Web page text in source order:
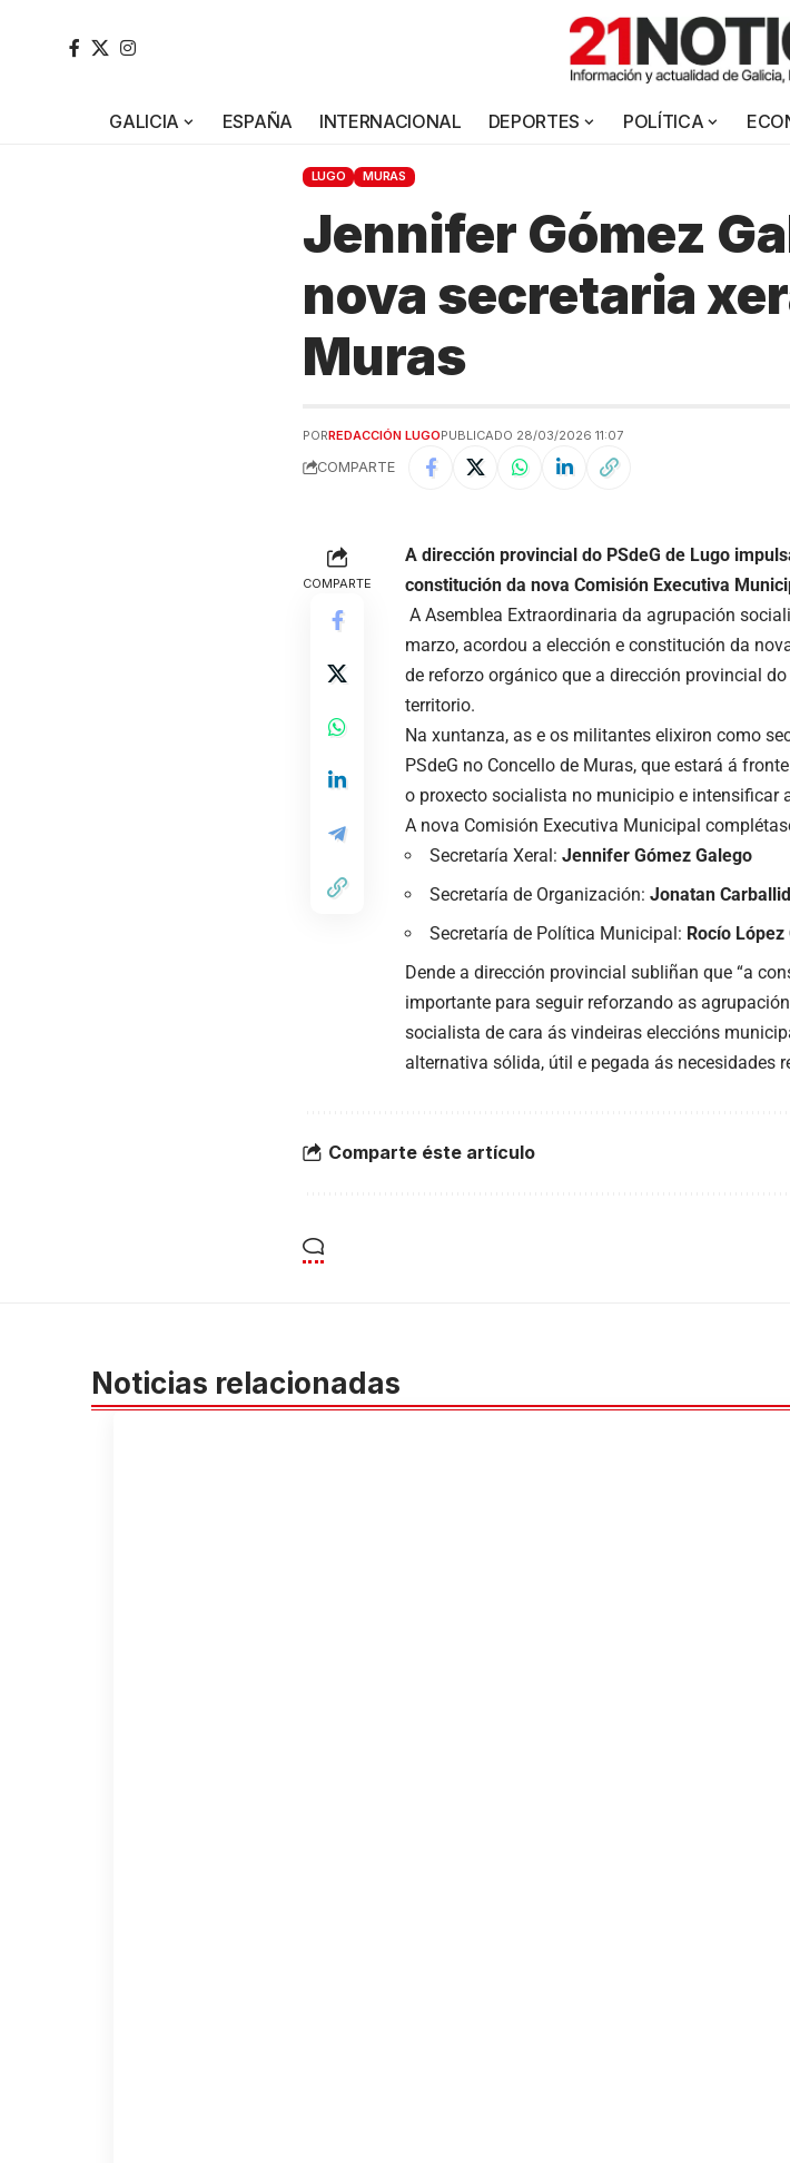
GALICIA ESPAÑA INTERNACIONAL DEPORTES POLÍTICA
LUGO MURAS
Jennifer Gómez
nova secretaria
Muras
PORREDACCIÓN LUGOPUBLICADO 28/03/2026 11:07
COMPARTE
COMPARTE
A dirección provincial do PSdeG de Lugo
constitución da nova Comisión Executiva
A Asemblea Extraordinaria da agrupación
marzo, acordou a elección e constitución da
de reforzo orgánico que a dirección provincial
territorio.
Na xuntanza, as e os militantes elixiron como
PSdeG no Concello de Muras, que estará á
o proxecto socialista no municipio e intensificar
A nova Comisión Executiva Municipal
Secretaría Xeral: Jennifer Gómez Galego
Secretaría de Organización: Jonatan
Secretaría de Política Municipal: Rocío López
Dende a dirección provincial subliñan que “a
importante para seguir reforzando as
socialista de cara ás vindeiras eleccións
alternativa sólida, útil e pegada ás necesidades
Comparte éste artículo
Noticias relacionadas